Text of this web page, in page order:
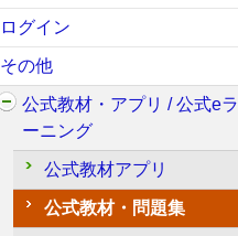
ログイン
その他
公式教材・アプリ / 公式eラ
ーニング
公式教材アプリ
公式教材・問題集